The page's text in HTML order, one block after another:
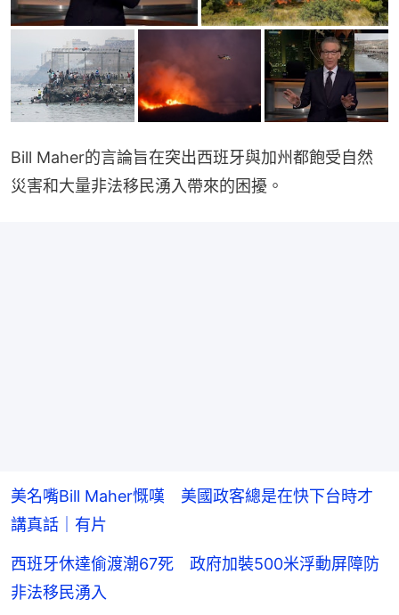
Bill Maher的言論旨在突出西班牙與加州都飽受自然
災害和大量非法移民湧入帶來的困擾。
美名嘴Bill Maher慨嘆 美國政客總是在快下台時才
講真話｜有片
西班牙休達偷渡潮67死 政府加裝500米浮動屏障防
非法移民湧入